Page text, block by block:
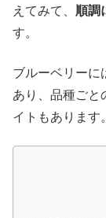
えてみて、 順調
す。
ブルーベリーに
あり、品種ごと
イトもあります。